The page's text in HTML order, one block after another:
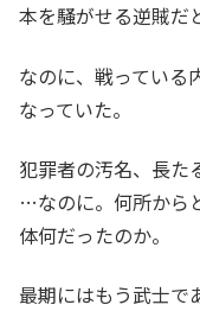
本を騒がせる逆賊だ
なのに、戦っている
なっていた。
犯罪者の汚名、長た
…なのに。何所から
体何だったのか。
最期にはもう武士で